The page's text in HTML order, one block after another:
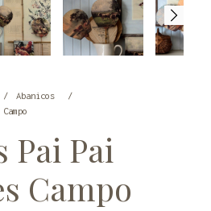
Abanicos
Pai Pai
Campo